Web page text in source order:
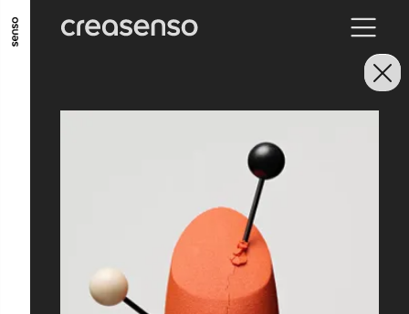
ALLER AU CONTENU PRINCIPAL